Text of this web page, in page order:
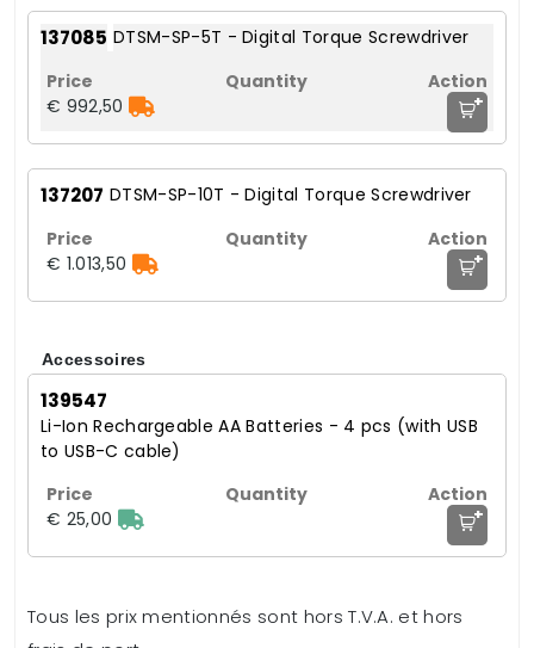
137085 DTSM-SP-5T - Digital Torque Screwdriver
€ 992,50 +
137207 DTSM-SP-10T - Digital Torque Screwdriver
€ 1.013,50 +
Accessoires
139547
Li-Ion Rechargeable AA Batteries - 4 pcs (with USB
to USB-C cable)
€ 25,00 +
Tous les prix mentionnés sont hors T.V.A. et hors